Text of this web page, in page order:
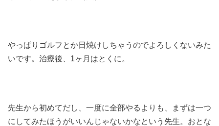
やっぱりゴルフとか日焼けしちゃうのでよろしくないみた
いです。治療後、1ヶ月はとくに。
先生から初めてだし、一度に全部やるよりも、まずは一つ
にしてみたほうがいいんじゃないかなという先生。おとな